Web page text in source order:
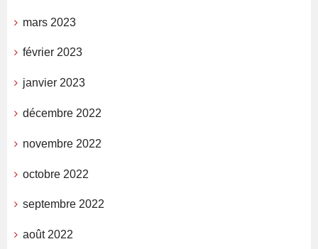
mars 2023
février 2023
janvier 2023
décembre 2022
novembre 2022
octobre 2022
septembre 2022
août 2022